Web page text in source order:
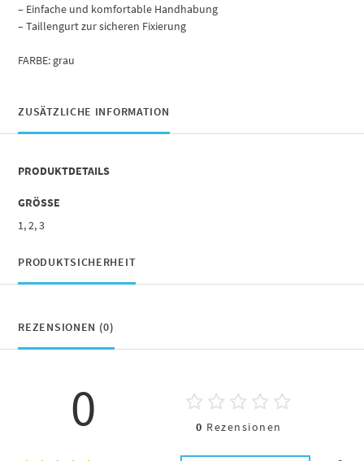
– Einfache und komfortable Handhabung
– Taillengurt zur sicheren Fixierung
FARBE: grau
ZUSÄTZLICHE INFORMATION
PRODUKTDETAILS
GRÖSSE
1, 2, 3
PRODUKTSICHERHEIT
REZENSIONEN (0)
0 0 Rezensionen